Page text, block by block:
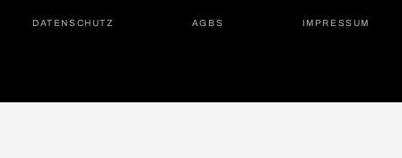
DATEN­SCHUTZ AGBS IMPRES­SUM